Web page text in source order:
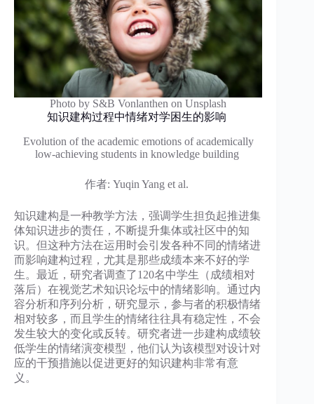
Photo by S&B Vonlanthen on Unsplash
知识建构过程中情绪对学困生的影响
Evolution of the academic emotions of academically
low-achieving students in knowledge building
作者: Yuqin Yang et al.
知识建构是一种教学方法，强调学生担负起推进集
体知识进步的责任，不断提升集体或社区中的知
识。但这种方法在运用时会引发各种不同的情绪进
而影响建构过程，尤其是那些成绩本来不好的学
生。最近，研究者调查了120名中学生（成绩相对
落后）在视觉艺术知识论坛中的情绪影响。通过内
容分析和序列分析，研究显示，参与者的积极情绪
相对较多，而且学生的情绪往往具有稳定性，不会
发生较大的变化或反转。研究者进一步建构成绩较
低学生的情绪演变模型，他们认为该模型对设计对
应的干预措施以促进更好的知识建构非常有意
义。